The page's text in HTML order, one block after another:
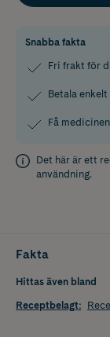
Snabba fakta
Fri frakt för
Betala
Få
Det här är ett
användning.
Fakta
Hittas även bland
Receptbelagt: